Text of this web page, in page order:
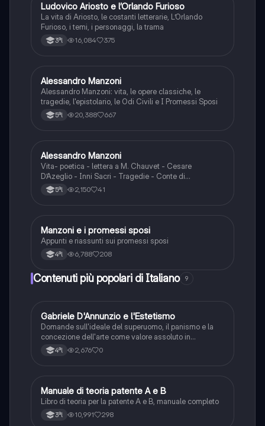
Italiano
Ludovico Ariosto e l’Orlando Furioso
La vita di Ariosto, le costanti letterarie, L’Orlando
Furioso, i temi, i personaggi, la trama
3ªl 16,084 375
Italiano
Alessandro Manzoni
Alessandro Manzoni: vita, le opere classiche, le
tragedie, l'epistolario, le Odi Civili e I Promessi Sposi
5ªl 20,388 667
Italiano
Alessandro Manzoni
Vita- poetica - lettera a M. Chauvet - Cesare
D’Azeglio - Inni Sacri - Tragedie - Conte di
Carmagnola - Adelchi - Promessi Sposi
5ªl 2,150 41
Italiano
Manzoni e i promessi sposi
Appunti e riassunti sui promessi sposi
4ªl 6,788 208
Contenuti più popolari di Italiano 9
GItaliano
Gabriele D'Annunzio e l'Estetismo
Domande sull'ideale del superuomo, il panismo e la
concezione dell'arte come valore assoluto in
D'Annunzio.
4ªl 2,676 0
Italiano
Manuale di teoria patente A e B
Libro di teoria per la patente A e B, manuale completo
3ªl 10,991 298